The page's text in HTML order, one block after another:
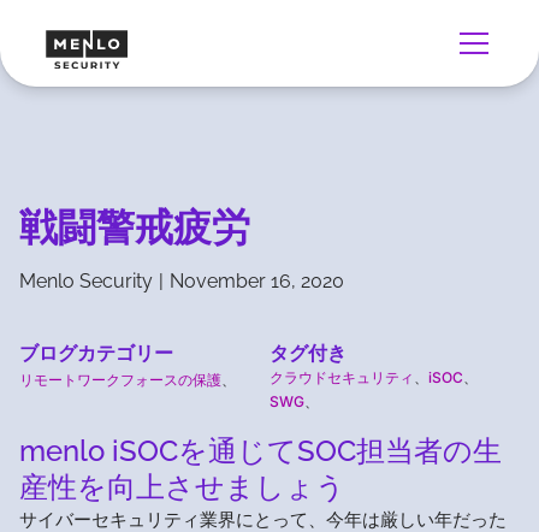
戦闘警戒疲労
Menlo Security | November 16, 2020
ブログカテゴリー
リモートワークフォースの保護、
タグ付き
クラウドセキュリティ 、 iSOC、
SWG、
menlo iSOCを通じてSOC担当者の生
産性を向上させましょう
サイバーセキュリティ業界にとって、今年は厳しい年だった